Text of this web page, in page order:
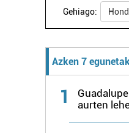
Gehiago:
Azken 7
1
aurten